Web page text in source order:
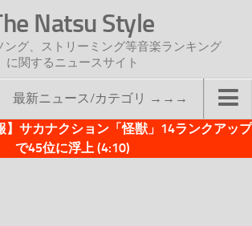
Natsu Style
ング、ストリーミング等音楽ランキング
に関するニュースサイト
最新ニュース/カテゴリ →→→
】サカナクション「怪獣」14ランクアップ
で45位に浮上 (4:10)